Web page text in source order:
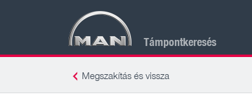
Támpontkeresés
Megszakítás és vissza